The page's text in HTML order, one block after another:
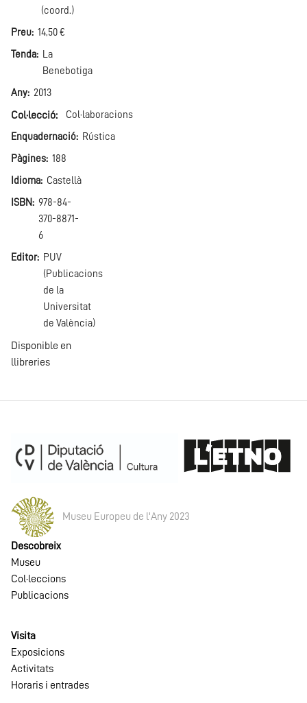
(coord.)
Preu 14,50 €
Tenda
La
Benebotiga
Any 2013
Col·lecció Col·laboracions
Enquadernació Rústica
Pàgines 188
Idioma Castellà
ISBN
978-84-
370-8871-
6
Editor
PUV
(Publicacions
de la
Universitat
de València)
Disponible en
llibreries
Museu Europeu de l'Any 2023
Descobreix
Museu
Col·leccions
Publicacions
Visita
Exposicions
Activitats
Horaris i entrades